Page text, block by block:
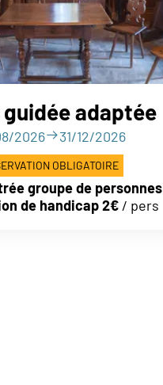
adaptée
2026 31/12/2026
OBLIGATOIRE
groupe de personnes
de handicap 2€/ pers